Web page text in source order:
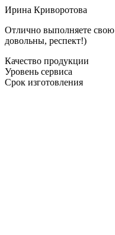
Ирина Криворотова
Отлично выполняете свою
довольны, респект!)
Качество продукции
Уровень сервиса
Срок изготовления